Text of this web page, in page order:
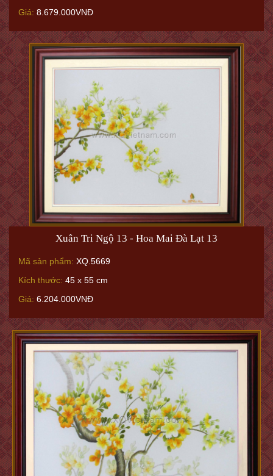
Giá: 8.679.000VNĐ
Xuân Tri Ngộ 13 - Hoa Mai Đà Lạt 13
Mã sản phẩm: XQ.5669
Kích thước: 45 x 55 cm
Giá: 6.204.000VNĐ